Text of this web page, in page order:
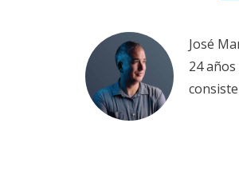
José
24